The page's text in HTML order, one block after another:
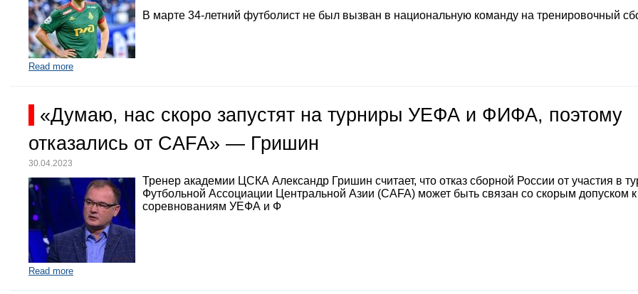
В марте 34-летний футболист не был вызван в национальную команду на тренировочный
Read more
«Думаю, нас скоро запустят на турниры УЕФА и ФИФА, поэтому
отказались от CAFA» — Гришин
30.04.2023
Тренер академии ЦСКА Александр Гришин считает, что отказ сборной России от участия в
Футбольной Ассоциации Центральной Азии (CAFA) может быть связан со скорым допуском к
соревнованиям УЕФА и Ф
Read more